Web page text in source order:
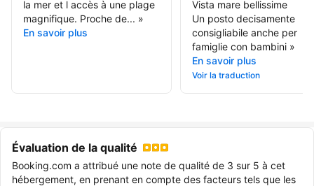
la mer et l accès à une plage
magnifique. Proche de... »
En savoir plus
Vista mare bellissime
Un posto decisamente
consigliabile anche per
famiglie con bambini»
En savoir plus
Voir la traduction
Évaluation de la qualité
Booking.com a attribué une note de qualité de 3 sur 5 à cet
hébergement, en prenant en compte des facteurs tels que les